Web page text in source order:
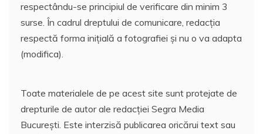
respectându-se principiul de verificare din minim 3
surse. În cadrul dreptului de comunicare, redacția
respectă forma inițială a fotografiei și nu o va adapta
(modifica).
Toate materialele de pe acest site sunt protejate de
drepturile de autor ale redacției Segra Media
București. Este interzisă publicarea oricărui text sau